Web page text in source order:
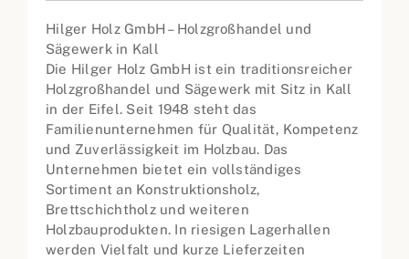
Hilger Holz GmbH – Holzgroßhandel und
Sägewerk in Kall
Die Hilger Holz GmbH ist ein traditionsreicher
Holzgroßhandel und Sägewerk mit Sitz in Kall
in der Eifel. Seit 1948 steht das
Familienunternehmen für Qualität, Kompetenz
und Zuverlässigkeit im Holzbau. Das
Unternehmen bietet ein vollständiges
Sortiment an Konstruktionsholz,
Brettschichtholz und weiteren
Holzbauprodukten. In riesigen Lagerhallen
werden Vielfalt und kurze Lieferzeiten